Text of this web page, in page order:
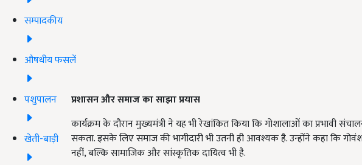
सम्पादकीय
औषधीय फसलें
पशुपालन
खेती-बाड़ी
प्रशासन और समाज का साझा प्रयास
कार्यक्रम के दौरान मुख्यमंत्री ने यह भी रेखांकित किया कि गोशालाओं का प्रभावी
सकता. इसके लिए समाज की भागीदारी भी उतनी ही आवश्यक है. उन्होंने कहा कि
नहीं, बल्कि सामाजिक और सांस्कृतिक दायित्व भी है.